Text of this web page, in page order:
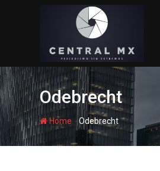
Odebrecht
Home -Odebrecht